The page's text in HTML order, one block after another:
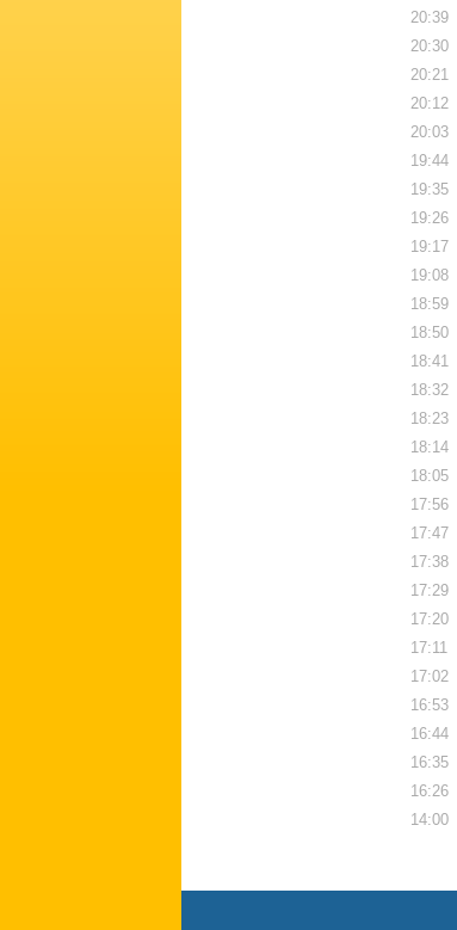
20:39
20:30
20:21
20:12
20:03
19:44
19:35
19:26
19:17
19:08
18:59
18:50
18:41
18:32
18:23
18:14
18:05
17:56
17:47
17:38
17:29
17:20
17:11
17:02
16:53
16:44
16:35
16:26
14:00